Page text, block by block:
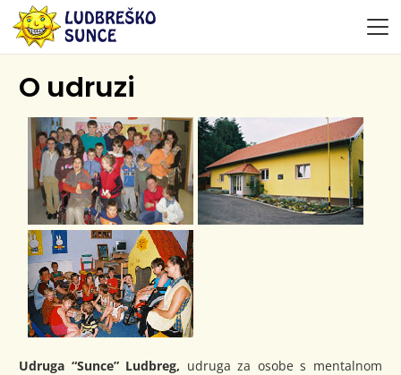
O udruzi
Udruga “Sunce” Ludbreg, udruga za osobe s mentalnom